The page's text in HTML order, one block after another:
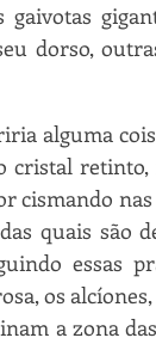
dorso,
alguma
cristal retinto,
cismando
quais são
essas
os
a zona